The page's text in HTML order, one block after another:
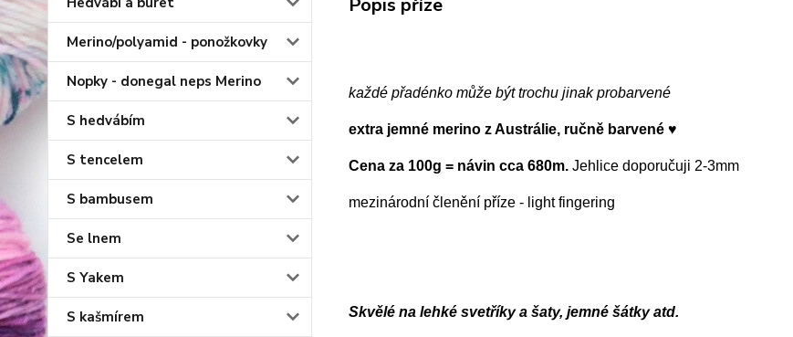
Merino/polyamid - ponožkovky
Nopky - donegal neps Merino
S hedvábím
S tencelem
S bambusem
Se lnem
S Yakem
S kašmírem
Popis příze
každé přadénko může být trochu jinak probarvené
extra jemné merino z Austrálie, ručně barvené ♥
Cena za 100g = návin cca 680m.Jehlice doporučuji 2-3mm
mezinárodní členění příze - light fingering
Skvělé na lehké svetříky a šaty, jemné šátky atd.